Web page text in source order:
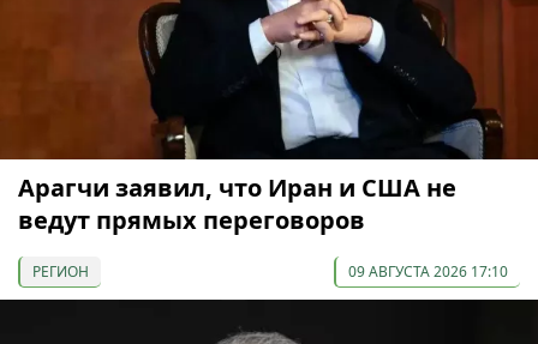
Арагчи заявил, что Иран и США не
ведут прямых переговоров
РЕГИОН 09 АВГУСТА 2026 17:10